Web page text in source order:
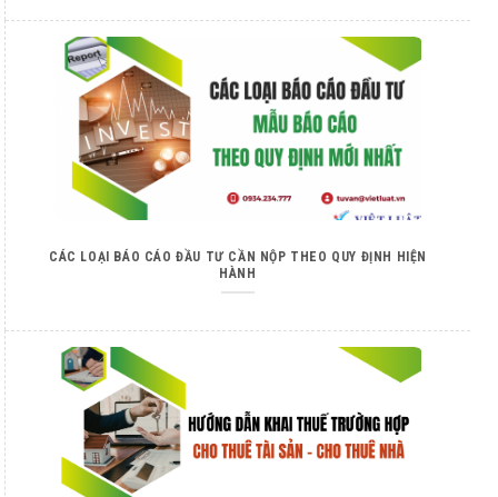
CÁC LOẠI BÁO CÁO ĐẦU TƯ CẦN NỘP THEO QUY ĐỊNH HIỆN
HÀNH